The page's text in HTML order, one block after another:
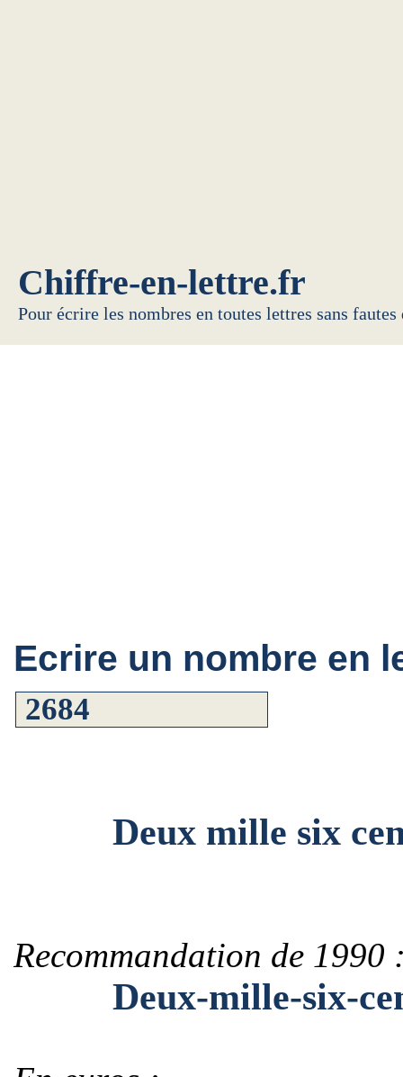
Chiffre-en-lettre.fr
Pour écrire les nombres en toutes lettres sans
Ecrire un nombre en
Deux mille six cent
Recommandation de 1990
Deux-mille-six-